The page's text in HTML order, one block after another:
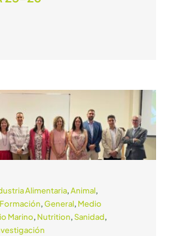
Alimentaria,Animal,
Formación,General, Medio
Marino, Nutrition,Sanidad,